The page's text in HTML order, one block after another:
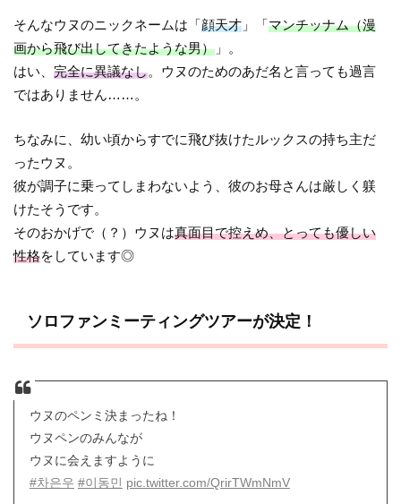
そんなウヌのニックネームは「顔天才 」「マンチッナム（漫
画から飛び出してきたような男） 」。
はい、完全に異議なし。ウヌのためのあだ名と言っても過言
ではありません……。
ちなみに、幼い頃からすでに飛び抜けたルックスの持ち主だ
ったウヌ。
彼が調子に乗ってしまわないよう、彼のお母さんは厳しく躾
けたそうです。
そのおかげで（？）ウヌは真面目で控えめ、とっても優しい
性格をしています◎
ソロファンミーティングツアーが決定！
ウヌのペンミ決まったね！
ウヌペンのみんなが
ウヌに会えますように
#차은우 #이동민 pic.twitter.com/QrirTWmNmV